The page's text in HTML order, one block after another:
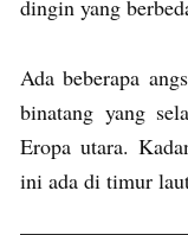
dingin yang
Ada beberapa
binatang yang
Eropa utara.
ini ada di timur